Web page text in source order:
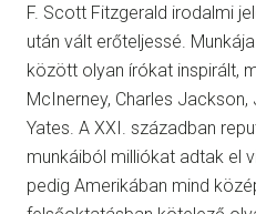
F. Scott Fitzgerald irodalmi
után vált erőteljessé.
között olyan írókat inspirált,
McInerney, Charles Jackson,
Yates. A XXI. században
munkáiból milliókat adtak el
pedig Amerikában mind